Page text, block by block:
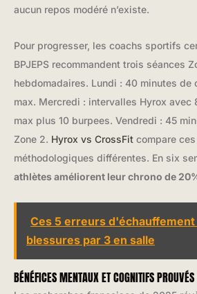
aucun repos modéré n’existe.
Pour progresser, les coachs sportifs
BPJEPS recommandent trois séances
hebdomadaires. Lundi : 40 minutes de
max. Mercredi : intervalles Hyrox avec
max plus 10 burpees. Vendredi : 45
Zone 2. Hyrox vs CrossFit compare
méthodologiques différentes. En six
athlètes améliorent leur chrono de
Ces 5 erreurs
blessures par 3 en salle
BÉNÉFICES MENTAUX ET COGNITIFS PROUVÉS